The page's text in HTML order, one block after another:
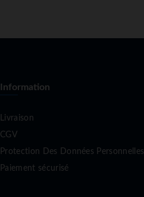
Information
Livraison
CGV
Protection Des Données Personnelles
Paiement sécurisé